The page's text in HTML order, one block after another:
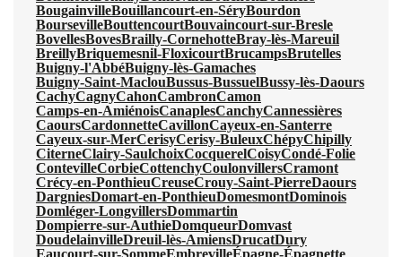
BougainvilleBouillancourt-en-SéryBourdon
BoursevilleBouttencourtBouvaincourt-sur-Bresle
BovellesBovesBrailly-CornehotteBray-lès-Mareuil
BreillyBriquemesnil-FloxicourtBrucampsBrutelles
Buigny-l'AbbéBuigny-lès-Gamaches
Buigny-Saint-MaclouBussus-BussuelBussy-lès-Daours
CachyCagnyCahonCambronCamon
Camps-en-AmiénoisCanaplesCanchyCannessières
CaoursCardonnetteCavillonCayeux-en-Santerre
Cayeux-sur-MerCerisyCerisy-BuleuxChépyChipilly
CiterneClairy-SaulchoixCocquerelCoisyCondé-Folie
ContevilleCorbieCottenchyCoulonvillersCramont
Crécy-en-PonthieuCreuseCrouy-Saint-PierreDaours
DargniesDomart-en-PonthieuDomesmontDominois
Domléger-LongvillersDommartin
Dompierre-sur-AuthieDomqueurDomvast
DoudelainvilleDreuil-lès-AmiensDrucatDury
Eaucourt-sur-SommeEmbrevilleÉpagne-Épagnette